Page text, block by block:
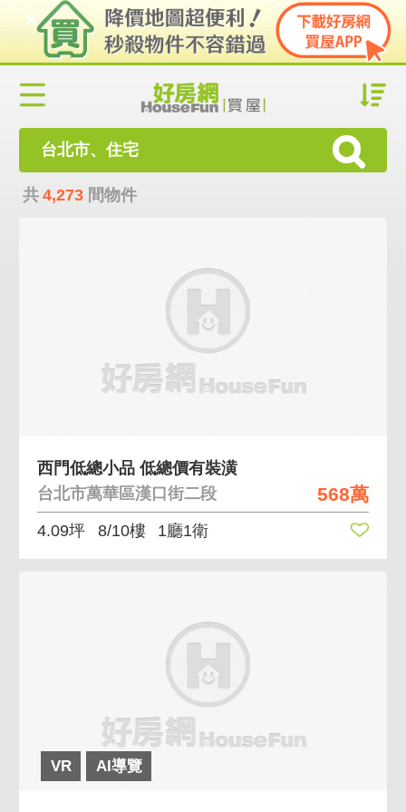
台北市、住宅
共 4,273 間物件
568萬
西門低總小品 低總價有裝潢
台北市萬華區漢口街二段
4.09坪 8/10樓 1廳1衛
VR AI導覽